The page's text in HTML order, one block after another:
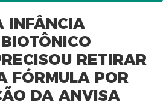
INFÂNCIA
RETIRAR
FÓRMULA POR
DA ANVISA